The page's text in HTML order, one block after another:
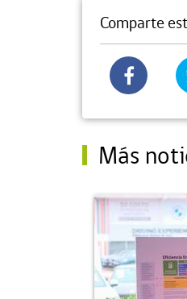
Comparte
Más